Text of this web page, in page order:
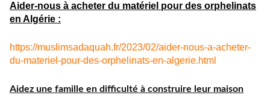
Aider-nous à acheter du matériel pour des orphelinats
en Algérie :
https://muslimsadaquah.fr/2023/02/aider-nous-a-acheter-
du-materiel-pour-des-orphelinats-en-algerie.html
Aidez une famille en difficulté à construire leur maison